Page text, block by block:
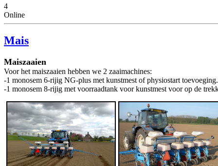
4
Online
Mais
Maiszaaien
Voor het maiszaaien hebben we 2 zaaimachines:
-1 monosem 6-rijig NG-plus met kunstmest of physiostart toevoeging.
-1 monosem 8-rijig met voorraadtank voor kunstmest voor op de